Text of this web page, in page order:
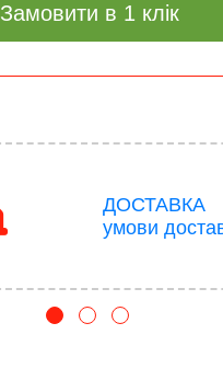
Замовити в 1 клік
ДОСТАВКА
умови